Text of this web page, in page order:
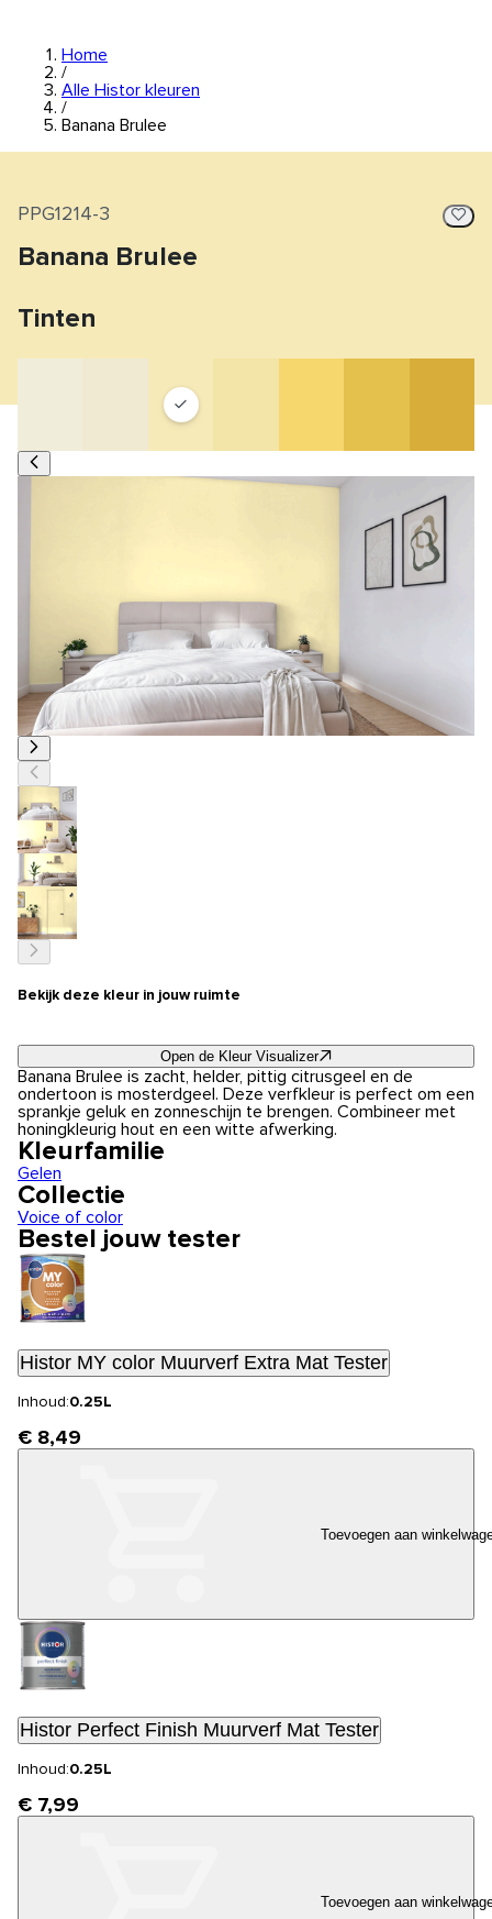
Home
/
Alle Histor kleuren
/
Banana Brulee
PPG1214-3
Banana Brulee
Tinten
Bekijk deze kleur in jouw ruimte
Open de Kleur Visualizer
Banana Brulee is zacht, helder, pittig citrusgeel en de
ondertoon is mosterdgeel. Deze verfkleur is perfect om een
sprankje geluk en zonneschijn te brengen. Combineer met
honingkleurig hout en een witte afwerking.
Kleurfamilie
Gelen
Collectie
Voice of color
Bestel jouw tester
Histor MY color Muurverf Extra Mat Tester
Inhoud:0.25L
€ 8,49
Toevoegen aan
Histor Perfect Finish Muurverf Mat Tester
Inhoud:0.25L
€ 7,99
Toevoegen aan